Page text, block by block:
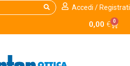
Accedi / Registrati
0,00 € 0